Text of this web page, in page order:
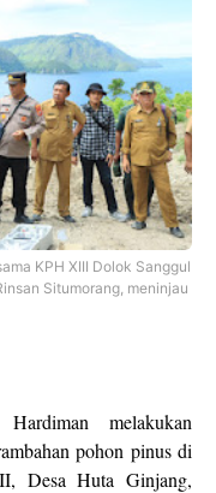
KPH XIII Dolok Sanggul
Situmorang, meninjau
melakukan
pohon pinus di
Desa Huta Ginjang,